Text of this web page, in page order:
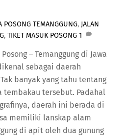
POSONG TEMANGGUNG, JALAN
,TIKET MASUK POSONG 1
– Temanggung di Jawa
sebagai daerah
banyak yang tahu tentang
tembakau tersebut. Padahal
daerah ini berada di
memiliki lanskap alam
di apit oleh dua gunung